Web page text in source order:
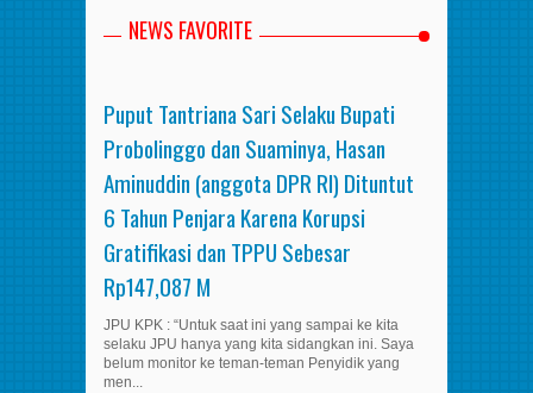
NEWS FAVORITE
Puput Tantriana Sari Selaku Bupati
Probolinggo dan Suaminya, Hasan
Aminuddin (anggota DPR RI) Dituntut
6 Tahun Penjara Karena Korupsi
Gratifikasi dan TPPU Sebesar
Rp147,087 M
JPU KPK : “Untuk saat ini yang sampai ke kita
selaku JPU hanya yang kita sidangkan ini. Saya
belum monitor ke teman-teman Penyidik yang
men...